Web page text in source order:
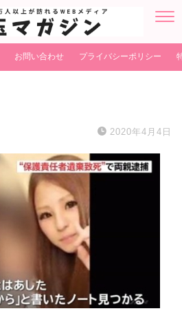
お問い合わせ プライバシーポリシー
2020年4月4日